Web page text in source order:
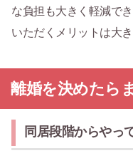
な負担も大きく軽減で
いただくメリットは大
離婚を決めたら
同居段階からやっ